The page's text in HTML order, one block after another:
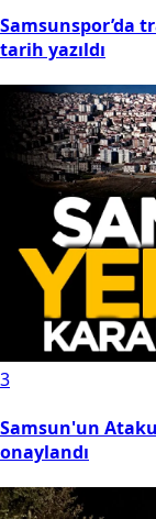
Samsunspor’da
tarih yazıldı
3
Samsun'un
onaylandı